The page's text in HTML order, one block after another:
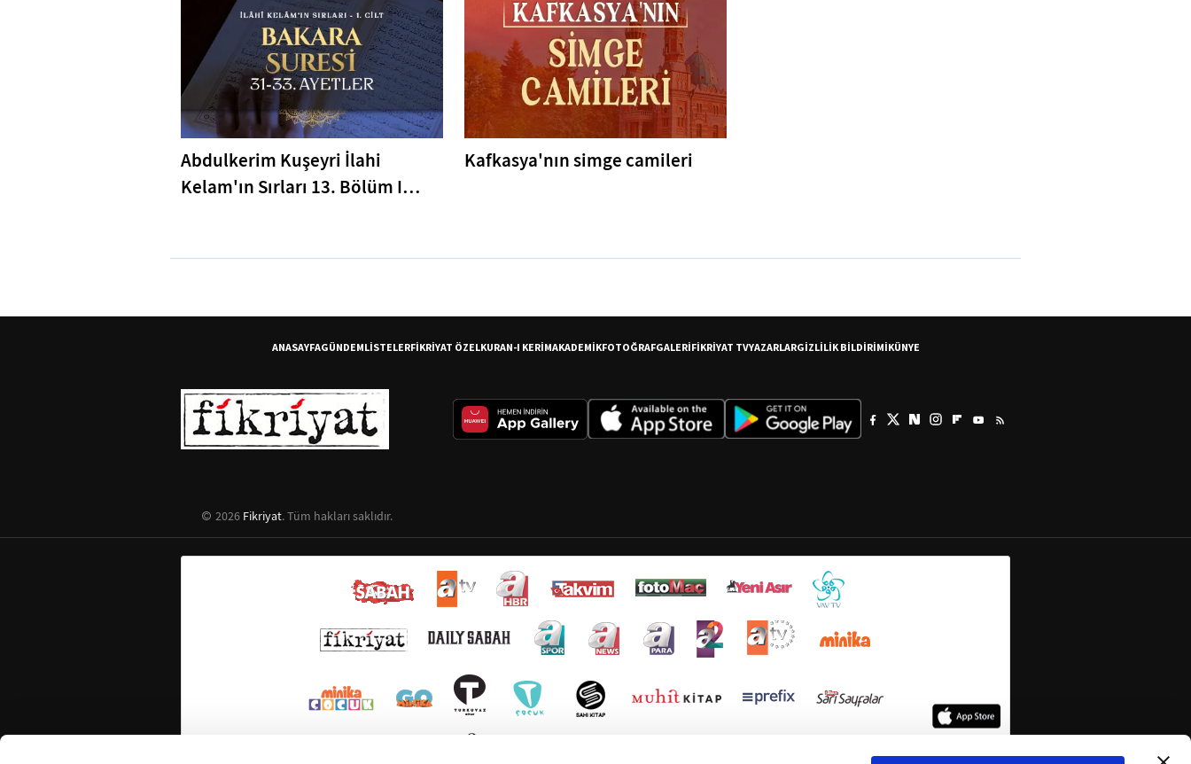
Abdulkerim Kuşeyri İlahi
Kelam'ın Sırları 13. Bölüm I
Kafkasya'nın simge camileri
ANASAYFAGÜNDEMLİSTELERFİKRİYAT ÖZELKURAN-I KERİMAKADEMİKFOTOĞRAFGALERİFİKRİYAT TVYAZARLARGİZLİLİK BİLDİRİMİKÜNYE
2026 Fikriyat. Tüm hakları saklıdır.